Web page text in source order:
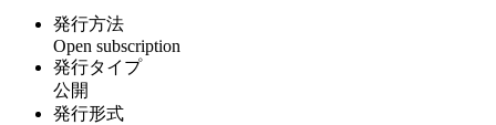
発行方法
Open subscription
発行タイプ
公開
発行形式